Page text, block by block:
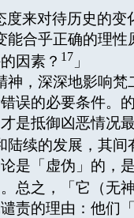
度来对待历史的变
合乎正确的理性
因素？ 17 」
，深深地影响梵
误的必要条件。
是抵御凶恶情况
续的发展，其间
是「虚伪」的，
总之，「它（无
责的理由：他们